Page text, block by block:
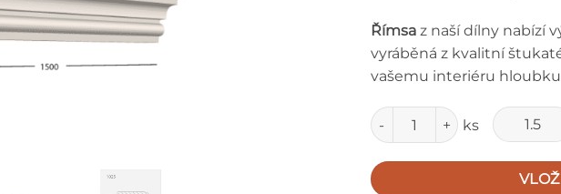
Římsa z naší dílny nabízí
vyráběná z kvalitní
vašemu interiéru
Množství
ks